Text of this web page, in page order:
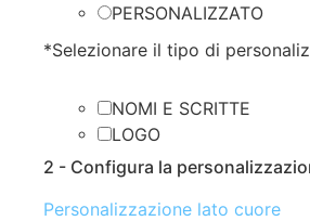
PERSONALIZZATO
*Selezionare il tipo di
NOMI E SCRITTE
LOGO
2 - Configura la
Personalizzazione lato cuore